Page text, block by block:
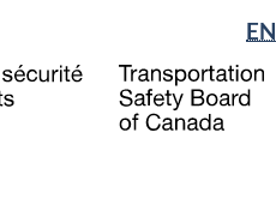
to
main
to
"About
government"
à
la
EN